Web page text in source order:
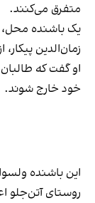
متفرق می‌کنند.
یک باشنده محل،
زمان‌الدین
او گفت که
خود خارج شوند.
روستای آتن‌جلو